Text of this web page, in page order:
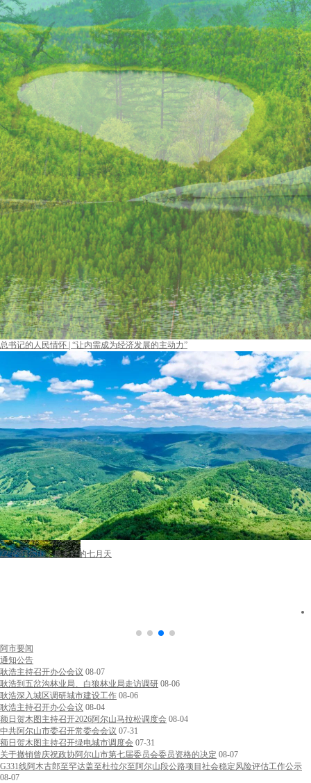
总书记的人民情怀 | “让内需成为经济发展的主动力”
阿市要闻
通知公告
耿浩主持召开办公会议 08-07
耿浩到五岔沟林业局、白狼林业局走访调研 08-06
耿浩深入城区调研城市建设工作 08-06
耿浩主持召开办公会议 08-04
额日贺木图主持召开2026阿尔山马拉松调度会 08-04
中共阿尔山市委召开常委会会议 07-31
额日贺木图主持召开绿电城市调度会 07-31
关于撤销曾庆祝政协阿尔山市第七届委员会委员资格的决定 08-07
G331线阿木古郎至罕达盖至杜拉尔至阿尔山段公路项目社会稳定风险评估工作公示
08-07